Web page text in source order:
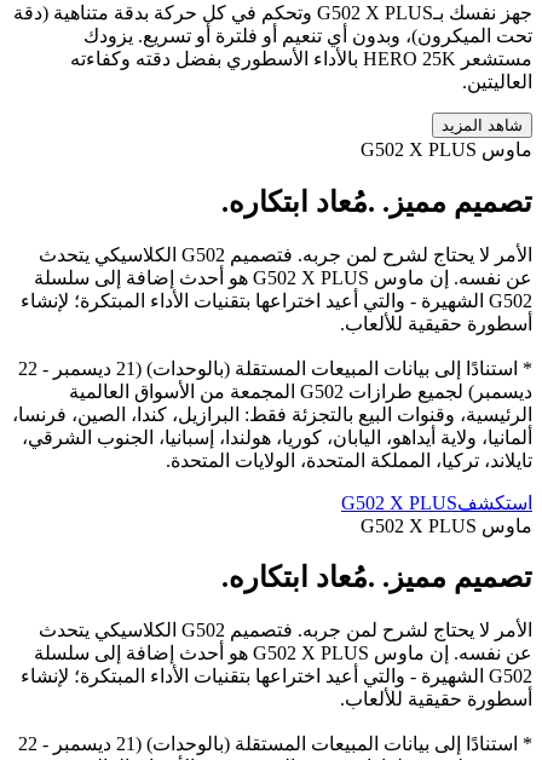
جهز نفسك بـ‏G502 X PLUS‏ وتحكم في كل حركة بدقة متناهية (دقة
تحت الميكرون)، وبدون أي تنعيم أو فلترة أو تسريع. يزودك
مستشعر ‏HERO 25K‏ بالأداء الأسطوري بفضل دقته وكفاءته
العاليتين.
شاهد المزيد
ماوس ‏G502 X PLUS‏
تصميم مميز. .مُعاد ابتكاره.
الأمر لا يحتاج لشرح لمن جربه. فتصميم G502‏ الكلاسيكي يتحدث
عن نفسه. إن ماوس G502 X PLUS‏ هو أحدث إضافة إلى سلسلة
G502‏ الشهيرة - والتي أعيد اختراعها بتقنيات الأداء المبتكرة؛ لإنشاء
أسطورة حقيقية للألعاب.
* استنادًا إلى بيانات المبيعات المستقلة (بالوحدات) (21 ديسمبر - 22
ديسمبر) لجميع طرازات ‏G502‏ المجمعة من الأسواق العالمية
الرئيسية، وقنوات البيع بالتجزئة فقط: البرازيل، كندا، الصين، فرنسا،
ألمانيا، ولاية أيداهو، اليابان، كوريا، هولندا، إسبانيا، الجنوب الشرقي،
تايلاند، تركيا، المملكة المتحدة، الولايات المتحدة.
استكشفG502 X PLUS‏
ماوس ‏G502 X PLUS‏
تصميم مميز. .مُعاد ابتكاره.
الأمر لا يحتاج لشرح لمن جربه. فتصميم G502‏ الكلاسيكي يتحدث
عن نفسه. إن ماوس G502 X PLUS‏ هو أحدث إضافة إلى سلسلة
G502‏ الشهيرة - والتي أعيد اختراعها بتقنيات الأداء المبتكرة؛ لإنشاء
أسطورة حقيقية للألعاب.
* استنادًا إلى بيانات المبيعات المستقلة (بالوحدات) (21 ديسمبر - 22